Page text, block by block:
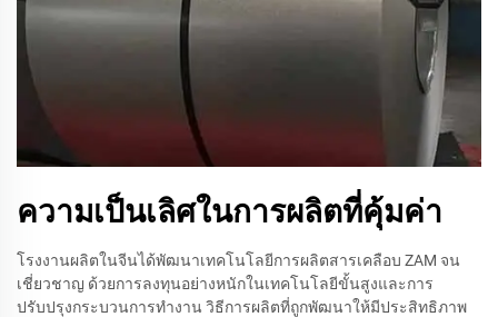
ความเป็นเลิศในการผลิตที่คุ้มค่า
โรงงานผลิตในจีนได้พัฒนาเทคโนโลยีการผลิตสารเคลือบ ZAM จน
เชี่ยวชาญ ด้วยการลงทุนอย่างหนักในเทคโนโลยีขั้นสูงและการ
ปรับปรุงกระบวนการทำงาน วิธีการผลิตที่ถูกพัฒนาให้มีประสิทธิภาพ